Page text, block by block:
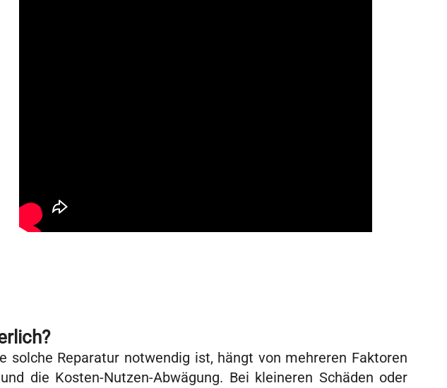
Reparatur notwendig ist, hängt von mehreren Faktoren
die Kosten-Nutzen-Abwägung. Bei kleineren Schäden oder